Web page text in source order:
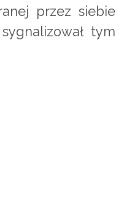
przez siebie
tym